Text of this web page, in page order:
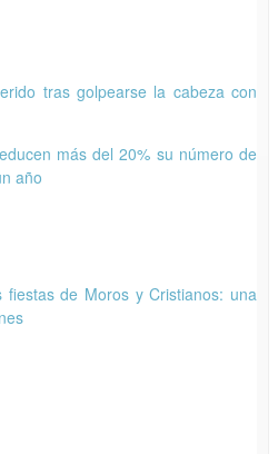
tras golpearse la cabeza con
más del 20% su número de
año
de Moros y Cristianos: una